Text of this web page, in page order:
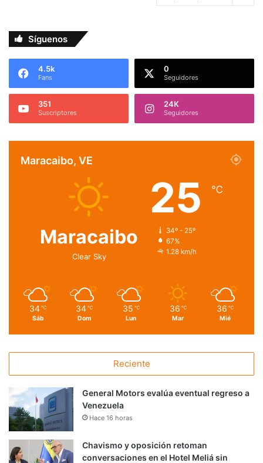
Síguenos
4.5k
Fans
0
Seguidores
351
Suscriptores
24K
Seguidores
Maracaibo, VE
Maracaibo
Clear Sky
25 ℃
34º - 25º
67%
1.28 km/h
34 ℃
Sáb
34 ℃
Dom
35 ℃
Lun
36 ℃
Mar
36 ℃
Mié
Reciente
General Motors evalúa eventual regreso a
Venezuela
Hace 16 horas
Chavismo y oposición retoman
conversaciones en el Hotel Meliá sin